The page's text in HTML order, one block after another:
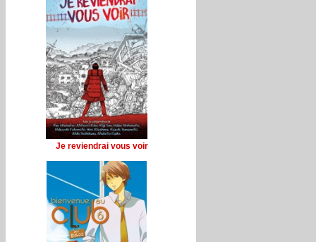
Je reviendrai vous voir